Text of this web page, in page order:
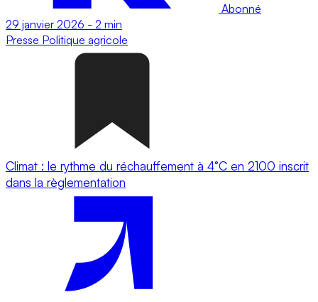
Abonné
29 janvier 2026 - 2 min
Presse Politique agricole
Climat : le rythme du réchauffement à 4°C en 2100 inscrit
dans la règlementation